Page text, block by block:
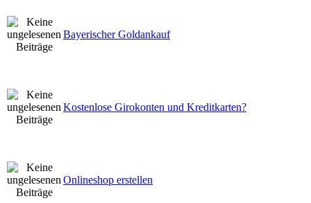
Bayerischer Goldankauf
Kostenlose Girokonten und Kreditkarten?
Onlineshop erstellen